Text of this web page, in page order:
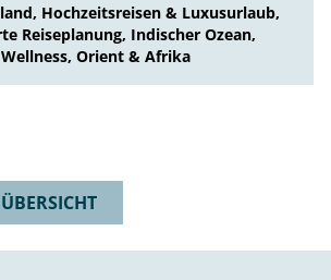
Hochzeitsreisen & Luxusurlaub,
Reiseplanung, Indischer Ozean,
Orient & Afrika